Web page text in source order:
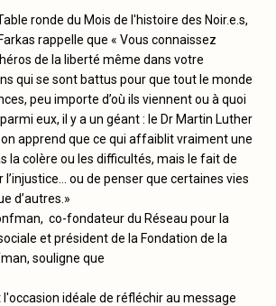
ronde du Mois de l'histoire des Noir.e.s,
rappelle que « Vous connaissez
de la liberté même dans votre
qui se sont battus pour que tout le monde
peu importe d’où ils viennent ou à quoi
eux, il y a un géant : le Dr Martin Luther
on apprend que ce qui affaiblit vraiment une
la colère ou les difficultés, mais le fait de
ou de penser que certaines vies
d’autres.»
co-fondateur du Réseau pour la
et président de la Fondation de la
souligne que
idéale de réfléchir au message